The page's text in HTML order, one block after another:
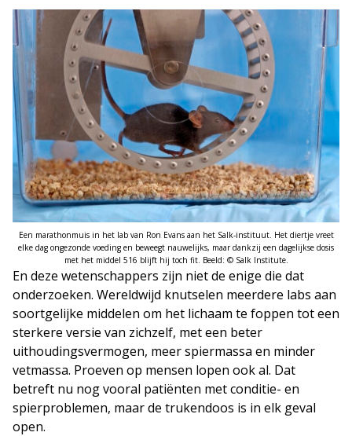
Een marathonmuis in het lab van Ron Evans aan het Salk-instituut. Het diertje vreet
elke dag ongezonde voeding en beweegt nauwelijks, maar dankzij een dagelijkse dosis
met het middel 516 blijft hij toch fit. Beeld: © Salk Institute.
En deze wetenschappers zijn niet de enige die dat
onderzoeken. Wereldwijd knutselen meerdere labs aan
soortgelijke middelen om het lichaam te foppen tot een
sterkere versie van zichzelf, met een beter
uithoudingsvermogen, meer spiermassa en minder
vetmassa. Proeven op mensen lopen ook al. Dat
betreft nu nog vooral patiënten met conditie- en
spierproblemen, maar de trukendoos is in elk geval
open.